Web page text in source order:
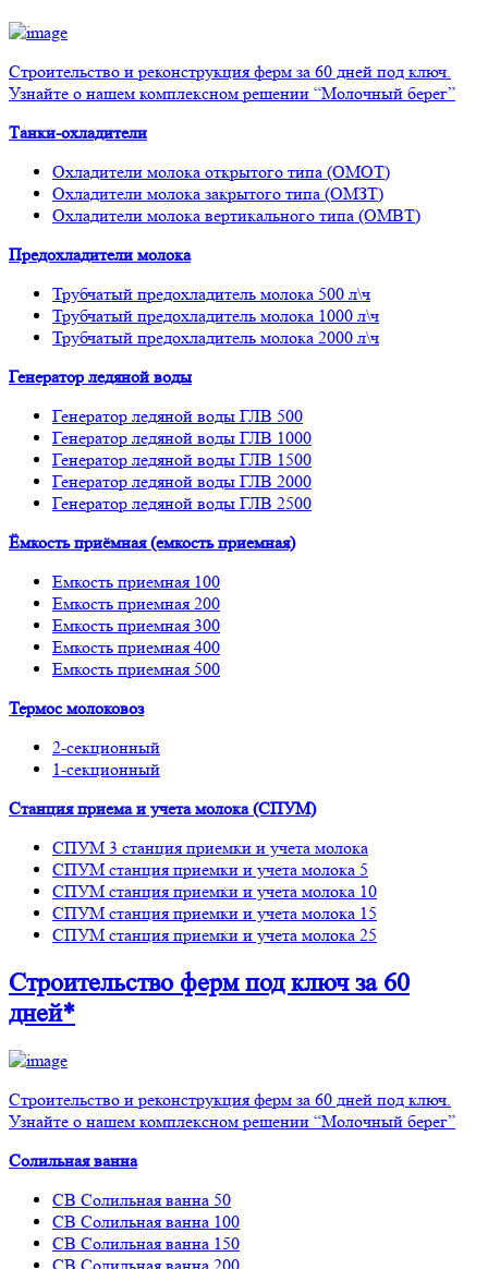
Строительство и реконструкция ферм за 60 дней под ключ.
Узнайте о нашем комплексном решении “Молочный берег”
Танки-охладители
Охладители молока открытого типа (ОМОТ)
Охладители молока закрытого типа (ОМЗТ)
Охладители молока вертикального типа (ОМВТ)
Предохладители молока
Трубчатый предохладитель молока 500 л\ч
Трубчатый предохладитель молока 1000 л\ч
Трубчатый предохладитель молока 2000 л\ч
Генератор ледяной воды
Генератор ледяной воды ГЛВ 500
Генератор ледяной воды ГЛВ 1000
Генератор ледяной воды ГЛВ 1500
Генератор ледяной воды ГЛВ 2000
Генератор ледяной воды ГЛВ 2500
Ёмкость приёмная (емкость приемная)
Емкость приемная 100
Емкость приемная 200
Емкость приемная 300
Емкость приемная 400
Емкость приемная 500
Термос молоковоз
2-секционный
1-секционный
Станция приема и учета молока (СПУМ)
СПУМ 3 станция приемки и учета молока
СПУМ станция приемки и учета молока 5
СПУМ станция приемки и учета молока 10
СПУМ станция приемки и учета молока 15
СПУМ станция приемки и учета молока 25
Строительство фермпод ключ за 60
дней*
Строительство и реконструкция ферм за 60 дней под ключ.
Узнайте о нашем комплексном решении “Молочный берег”
Солильная ванна
СВ Солильная ванна 50
СВ Солильная ванна 100
СВ Солильная ванна 150